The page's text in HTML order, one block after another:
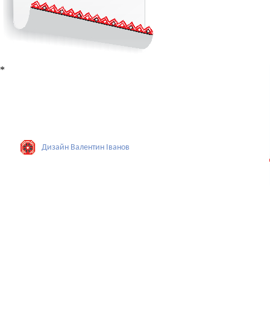
*
Дизайн Валентин Iванов